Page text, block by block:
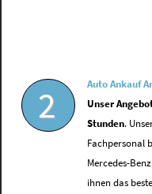
2
Auto Ankauf
Unser
Stunden.
Fachpersonal
Mercedes-
ihnen das